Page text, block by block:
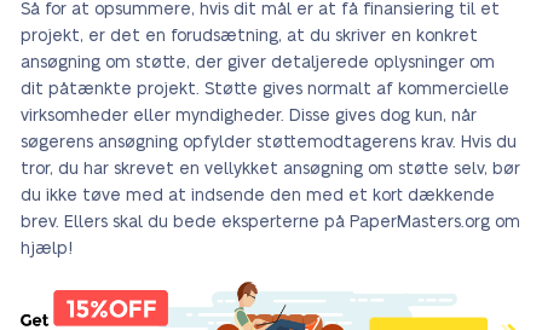
Så for at opsummere, hvis dit mål er at få finansiering til et
projekt, er det en forudsætning, at du skriver en konkret
ansøgning om støtte, der giver detaljerede oplysninger om
dit påtænkte projekt. Støtte gives normalt af kommercielle
virksomheder eller myndigheder. Disse gives dog kun, når
søgerens ansøgning opfylder støttemodtagerens krav. Hvis du
tror, du har skrevet en vellykket ansøgning om støtte selv, bør
du ikke tøve med at indsende den med et kort dækkende
brev. Ellers skal du bede eksperterne på PaperMasters.org om
hjælp!